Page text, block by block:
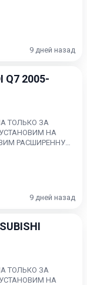
без пробега по...
9 дней назад
Q7 2005-
ТОЛЬКО ЗА
НА
РАСШИРЕННУЮ
без пробега по...
9 дней назад
ТОЛЬКО ЗА
НА